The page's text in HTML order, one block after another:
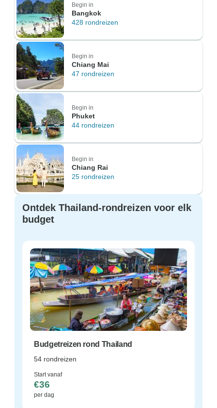
Begin in
Bangkok
428 rondreizen
Begin in
Chiang Mai
47 rondreizen
Begin in
Phuket
44 rondreizen
Begin in
Chiang Rai
25 rondreizen
Ontdek Thailand-rondreizen voor elk
budget
Budgetreizen rond Thailand
54 rondreizen
Start vanaf
€36
per dag